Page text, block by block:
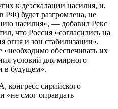
к деэскалации насилия, и,
будет разгромлена, не
насилия», — добавил Рекс
что Россия «согласились на
огня и зон стабилизации»,
обеспечивать их
условий для мирного
в будущем».
сирийского
«не смог оправдать